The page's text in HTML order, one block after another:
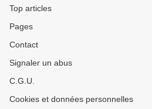
Top articles
Pages
Contact
Signaler un abus
C.G.U.
Cookies et données personnelles